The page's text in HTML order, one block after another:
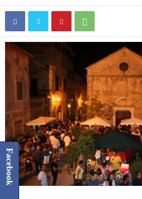
Facebook